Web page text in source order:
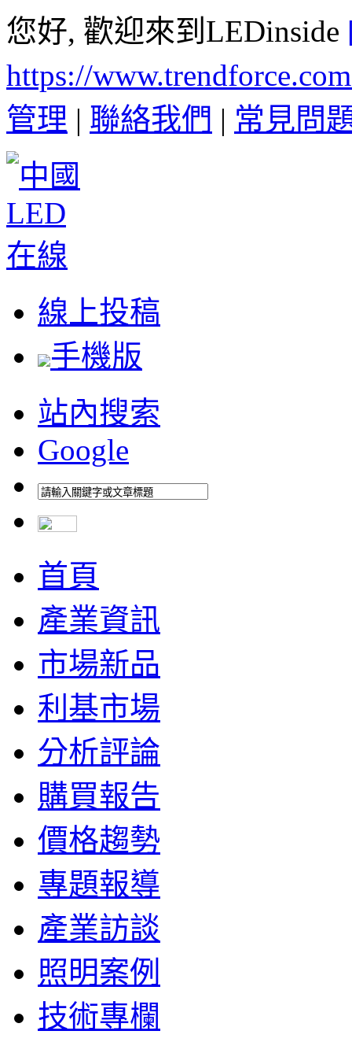
您好, 歡迎來到LEDinside
https://
管理 | 聯絡我們 | 常見問
線上投稿
手機版
站內搜索
Google
首頁
產業資訊
市場新品
利基市場
分析評論
購買報告
價格趨勢
專題報導
產業訪談
照明案例
技術專欄